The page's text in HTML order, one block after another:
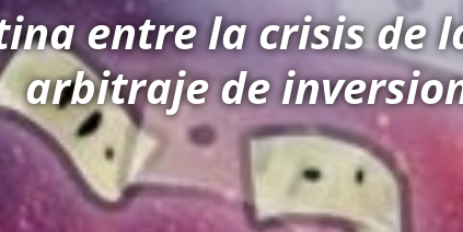
entre la crisis de
arbitraje de